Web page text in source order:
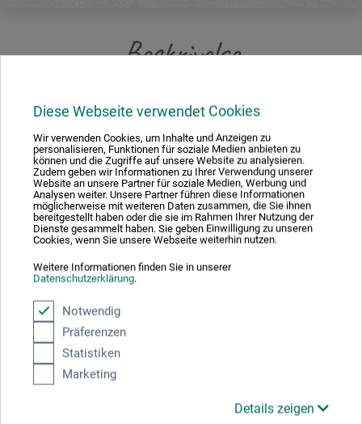
Diese Webseite verwendet Cookies
Wir verwenden Cookies, um Inhalte und Anzeigen zu
personalisieren, Funktionen für soziale Medien anbieten zu
können und die Zugriffe auf unsere Website zu analysieren.
Zudem geben wir Informationen zu Ihrer Verwendung unserer
Website an unsere Partner für soziale Medien, Werbung und
Analysen weiter. Unsere Partner führen diese Informationen
möglicherweise mit weiteren Daten zusammen, die Sie ihnen
bereitgestellt haben oder die sie im Rahmen Ihrer Nutzung der
Dienste gesammelt haben. Sie geben Einwilligung zu unseren
Cookies, wenn Sie unsere Webseite weiterhin nutzen.
Weitere Informationen finden Sie in unserer
Datenschutzerklärung.
Notwendig
Präferenzen
Statistiken
Marketing
Details zeigen
Beskrivelse
Specialkarton in professional kvalitet med grov
grundmalet lærred. Farverne kan længe sammenblandes
og taber ikke noget af deres lyskraft. Ingen fedtsteder i
papiret. Fremstillet i Tyskland.
Producent-kontakt
Her finder du producentens kontaktoplysninger for dette
MAY+SPIES GMBH